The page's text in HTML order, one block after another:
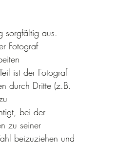
sorgfältig aus.
Fotograf
ist der Fotograf
durch Dritte (z.B.
bei der
zu seiner
beizuziehen und